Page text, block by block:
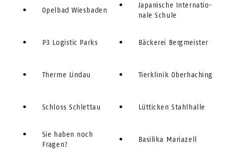
Opelbad Wiesbaden
P3 Logistic Parks
Therme Lindau
Schloss Schlettau
Sie haben noch
Fragen?
Japanische In­ter­na­tio­
nale Schule
Bäckerei Bergmeister
Tierklinik Oberhaching
Lütticken Stahlhalle
Basilika Mariazell